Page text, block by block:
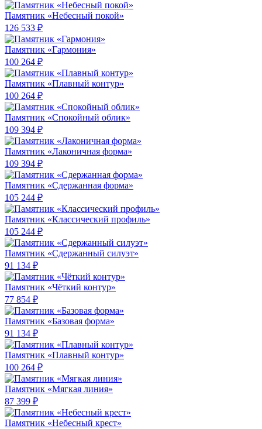
Памятник «Небесный покой»
126 533 ₽
Памятник «Гармония»
100 264 ₽
Памятник «Плавный контур»
100 264 ₽
Памятник «Спокойный облик»
109 394 ₽
Памятник «Лаконичная форма»
109 394 ₽
Памятник «Сдержанная форма»
105 244 ₽
Памятник «Классический профиль»
105 244 ₽
Памятник «Сдержанный силуэт»
91 134 ₽
Памятник «Чёткий контур»
77 854 ₽
Памятник «Базовая форма»
91 134 ₽
Памятник «Плавный контур»
100 264 ₽
Памятник «Мягкая линия»
87 399 ₽
Памятник «Небесный крест»